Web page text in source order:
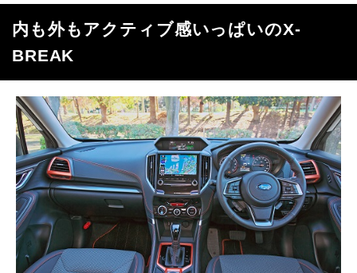
内も外もアクティブ感いっぱいのX-
BREAK